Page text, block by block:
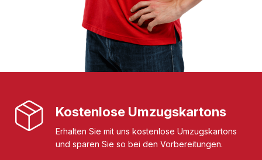
Kostenlose Umzugskartons
Erhalten Sie mit uns kostenlose Umzugskartons
und sparen Sie so bei den Vorbereitungen.